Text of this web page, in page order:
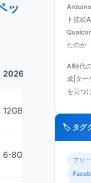
ッ
2026年予測 削減率
12GB中心
6-8GB
ト接続
たのか
AI時代
成|ター
を見つ
🏷️ タグ
フリ